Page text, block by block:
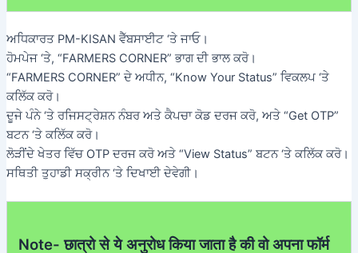
ਅਧਿਕਾਰਤ PM-KISAN ਵੈੱਬਸਾਈਟ ‘ਤੇ ਜਾਓ।
ਹੋਮਪੇਜ ‘ਤੇ, “FARMERS CORNER” ਭਾਗ ਦੀ ਭਾਲ ਕਰੋ।
“FARMERS CORNER” ਦੇ ਅਧੀਨ, “Know Your Status” ਵਿਕਲਪ ‘ਤੇ
ਕਲਿੱਕ ਕਰੋ।
ਦੂਜੇ ਪੰਨੇ ‘ਤੇ ਰਜਿਸਟ੍ਰੇਸ਼ਨ ਨੰਬਰ ਅਤੇ ਕੈਪਚਾ ਕੋਡ ਦਰਜ ਕਰੋ, ਅਤੇ “Get OTP”
ਬਟਨ ‘ਤੇ ਕਲਿੱਕ ਕਰੋ।
ਲੋੜੀਂਦੇ ਖੇਤਰ ਵਿੱਚ OTP ਦਰਜ ਕਰੋ ਅਤੇ “View Status” ਬਟਨ ‘ਤੇ ਕਲਿੱਕ ਕਰੋ।
ਸਥਿਤੀ ਤੁਹਾਡੀ ਸਕ੍ਰੀਨ ‘ਤੇ ਦਿਖਾਈ ਦੇਵੇਗੀ।
Note- छात्रो से ये अनुरोध किया जाता है की वो अपना फॉर्म